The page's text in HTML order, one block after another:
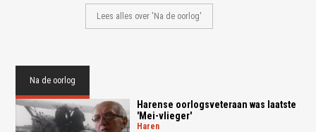
Lees alles over 'Na de oorlog'
Na de oorlog
Harense oorlogsveteraan was laatste
'Mei-vlieger'
haren